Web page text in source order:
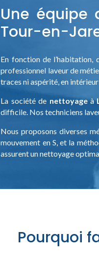
Une équipe
Tour-en-
En fonction de l’habitation,
professionnel laveur de
traces ni aspérité, en
La société de nettoyageà
difficile. Nos techniciens
Nous proposons diverses
mouvement en S, et la
assurent un nettoyage
Pourquoi